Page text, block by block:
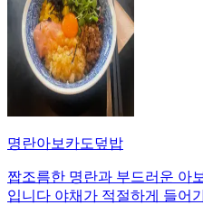
명란아보카도덮밥
짭조름한 명란과 부드러운 아
입니다 야채가 적절하게 들어